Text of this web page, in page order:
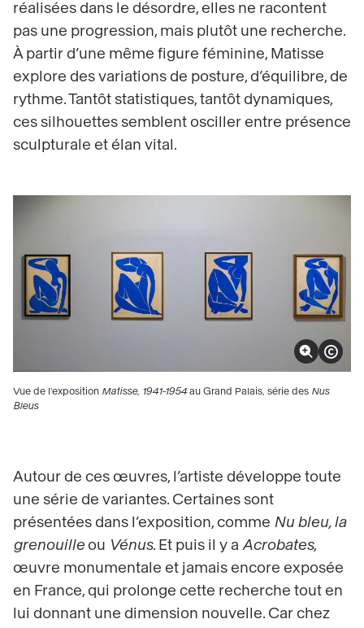
réalisées dans le désordre, elles ne racontent
pas une progression, mais plutôt une recherche.
À partir d’une même figure féminine, Matisse
explore des variations de posture, d’équilibre, de
rythme. Tantôt statistiques, tantôt dynamiques,
ces silhouettes semblent osciller entre présence
sculpturale et élan vital.
Zoomer sur l'imageAfficher le
Vue de l'exposition Matisse, 1941-1954au Grand Palais, série des Nus
Bleus
Autour de ces œuvres, l’artiste développe toute
une série de variantes. Certaines sont
présentées dans l’exposition, comme Nu bleu, la
grenouille ou Vénus. Et puis il y a Acrobates,
œuvre monumentale et jamais encore exposée
en France, qui prolonge cette recherche tout en
lui donnant une dimension nouvelle. Car chez